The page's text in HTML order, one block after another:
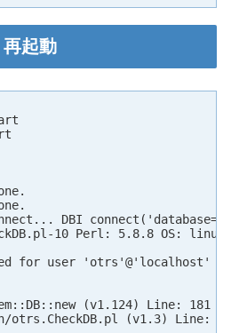
起動
DBI
10 Perl: 5.8.8 OS:
for user 'otrs'@'localhost'
(v1.124) Line: 181
otrs.CheckDB.pl (v1.3) Line: 52